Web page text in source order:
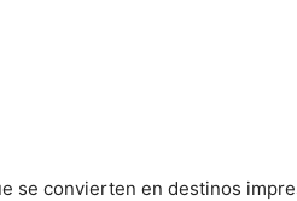
se convierten en destinos